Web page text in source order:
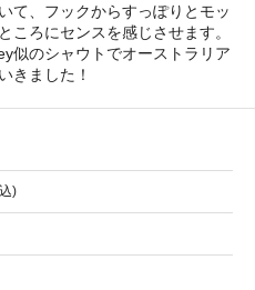
て、フックからすっぽりとモッ
ころにセンスを感じさせます。
似のシャウトでオーストラリア
きました！
)